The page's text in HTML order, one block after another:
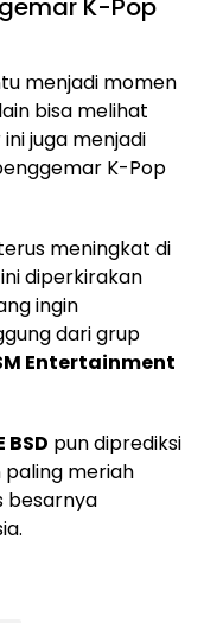
K-Pop
menjadi momen
bisa melihat
juga menjadi
K-Pop
meningkat di
ini diperkirakan
ingin
dari grup
Entertainment
pun diprediksi
paling meriah
besarnya